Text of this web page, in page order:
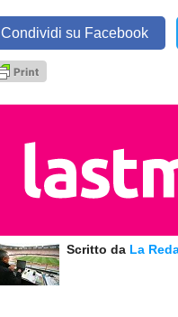
Condividi su Facebook
Scritto da La